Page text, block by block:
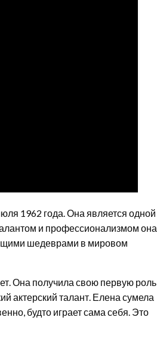
1962 года. Она является одной
и профессионализмом она
шедеврами в мировом
Она получила свою первую роль
актерский талант. Елена сумела
будто играет сама себя. Это